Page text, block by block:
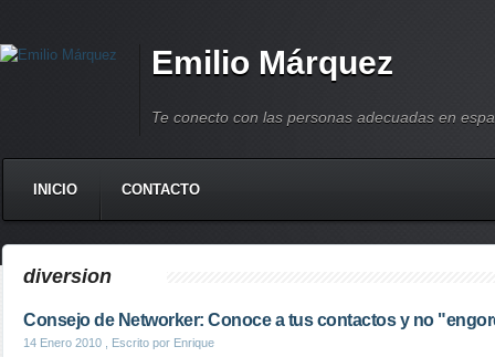
Emilio Márquez
Te conecto con las personas adecuadas en
INICIO CONTACTO
diversion
Consejo de Networker: Conoce a tus contactos y no
14 Enero 2010 , Escrito por Enrique